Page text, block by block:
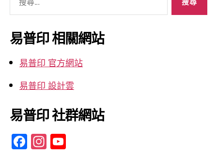
關
鍵
字:
易普印 相關網站
易普印 官方網站
易普印 設計雲
易普印 社群網站
F In